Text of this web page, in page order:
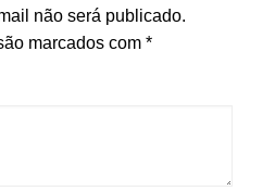
não será publicado.
marcados com *